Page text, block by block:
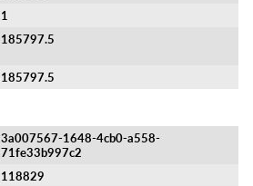
1
185797.5
185797.5
3a007567-1648-4cb0-a558-
71fe33b997c2
118829